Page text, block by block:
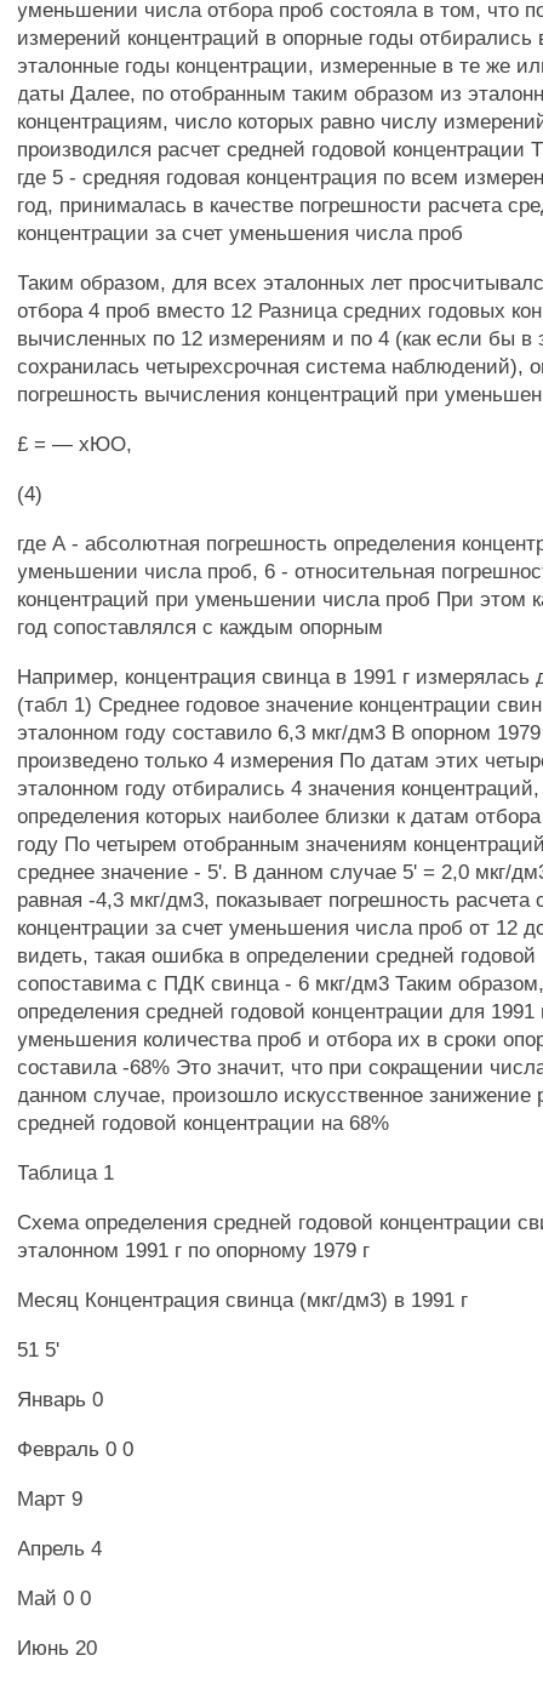
уменьшении числа отбора проб состояла в том, что
измерений концентраций в опорные годы отбирались
эталонные годы концентрации, измеренные в те же
даты Далее, по отобранным таким образом из
концентрациям, число которых равно числу
производился расчет средней годовой
где 5 - средняя годовая концентрация по всем
год, принималась в качестве погрешности расчета
концентрации за счет уменьшения числа проб
Таким образом, для всех эталонных лет
отбора 4 проб вместо 12 Разница средних годовых
вычисленных по 12 измерениям и по 4 (как если бы в
сохранилась четырехсрочная система наблюдений),
погрешность вычисления концентраций при
£ = — хЮО,
(4)
где А - абсолютная погрешность определения
уменьшении числа проб, 6 - относительная
концентраций при уменьшении числа проб При этом
год сопоставлялся с каждым опорным
Например, концентрация свинца в 1991 г измерялась
(табл 1) Среднее годовое значение концентрации
эталонном году составило 6,3 мкг/дм3 В опорном
произведено только 4 измерения По датам этих
эталонном году отбирались 4 значения
определения которых наиболее близки к датам
году По четырем отобранным значениям
среднее значение - 5'. В данном случае 5' = 2,0 мкг/
равная -4,3 мкг/дм3, показывает погрешность расчета
концентрации за счет уменьшения числа проб от 12
видеть, такая ошибка в определении средней годовой
сопоставима с ПДК свинца - 6 мкг/дм3 Таким
определения средней годовой концентрации для 1991
уменьшения количества проб и отбора их в сроки
составила -68% Это значит, что при сокращении
данном случае, произошло искусственное занижение
средней годовой концентрации на 68%
Таблица 1
Схема определения средней годовой концентрации
эталонном 1991 г по опорному 1979 г
Месяц Концентрация свинца (мкг/дм3) в 1991 г
51 5'
Январь 0
Февраль 0 0
Март 9
Апрель 4
Май 0 0
Июнь 20